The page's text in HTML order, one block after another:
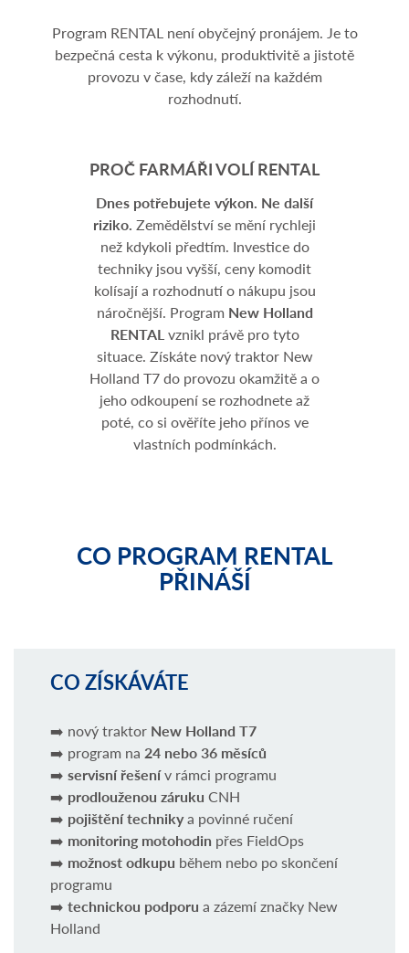
Program RENTAL není obyčejný pronájem. Je to
bezpečná cesta k výkonu, produktivitě a jistotě
provozu v čase, kdy záleží na každém
rozhodnutí.
PROČ FARMÁŘI VOLÍ RENTAL
Dnes potřebujete výkon. Ne další
riziko. Zemědělství se mění rychleji
než kdykoli předtím. Investice do
techniky jsou vyšší, ceny komodit
kolísají a rozhodnutí o nákupu jsou
náročnější. Program New Holland
RENTALvznikl právě pro tyto
situace. Získáte nový traktor New
Holland T7 do provozu okamžitě a o
jeho odkoupení se rozhodnete až
poté, co si ověříte jeho přínos ve
vlastních podmínkách.
CO PROGRAM RENTAL
PŘINÁŠÍ
CO ZÍSKÁVÁTE
➡️ nový traktor New Holland T7
➡️ program na 24 nebo 36 měsíců
➡️ servisní řešenív rámci programu
➡️ prodlouženou záruku CNH
➡️ pojištění technikya povinné ručení
➡️ monitoring motohodin přes FieldOps
➡️ možnost odkupu během nebo po skončení
programu
➡️ technickou podporu a zázemí značky New
Holland